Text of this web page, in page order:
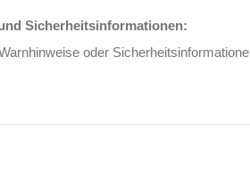
Sicherheitsinformationen:
oder